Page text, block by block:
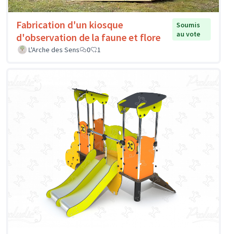
Fabrication d'un kiosque
d'observation de la faune et flore
Soumis
au vote
L'Arche des Sens
0 1